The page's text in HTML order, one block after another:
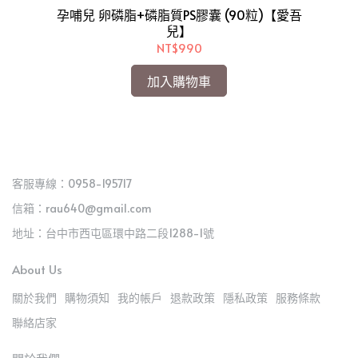
孕哺兒 卵磷脂+磷脂質PS膠囊 (90粒)【愛吾
兒】
NT$990
加入購物車
客服專線：0958-195717
信箱：rau640@gmail.com
地址：台中市西屯區環中路二段1288-1號
About Us
關於我們 購物須知 我的帳戶 退款政策 隱私政策 服務條款
聯絡店家